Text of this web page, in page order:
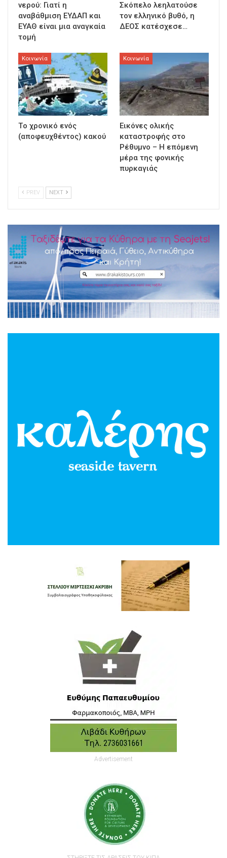
νερού: Γιατί η
αναβάθμιση ΕΥΔΑΠ και
ΕΥΑΘ είναι μια αναγκαία
τομή
Σκόπελο λεηλατούσε
τον ελληνικό βυθό, η
ΔΕΟΣ κατέσχεσε…
Κοινωνία
Τo χρονικό ενός
(αποφευχθέντος) κακού
Κοινωνία
Εικόνες ολικής
καταστροφής στο
Ρέθυμνο – Η επόμενη
μέρα της φονικής
πυρκαγιάς
PREV NEXT
Advertisement